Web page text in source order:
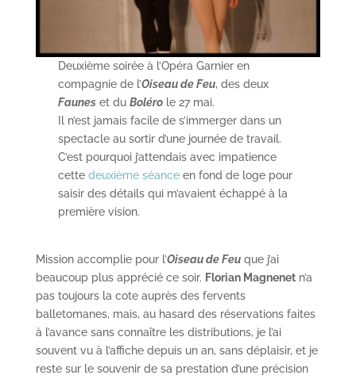
Deuxième soirée à l’Opéra Garnier en
compagnie de l’Oiseau de Feu, des deux
Faunes et duBoléro le 27 mai.
Il n’est jamais facile de s’immerger dans un
spectacle au sortir d’une journée de travail.
C’est pourquoi j’attendais avec impatience
cettedeuxième séance en fond de loge pour
saisir des détails qui m’avaient échappé à la
première vision.
Mission accomplie pour l’Oiseau de Feuque j’ai
beaucoup plus apprécié ce soir. Florian Magnenetn’a
pas toujours la cote auprès des fervents
balletomanes, mais, au hasard des réservations faites
à l’avance sans connaître les distributions, je l’ai
souvent vu à l’affiche depuis un an, sans déplaisir, et je
reste sur le souvenir de sa prestation d’une précision